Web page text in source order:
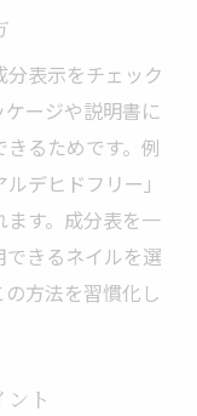
表示をチェック
ージや説明書に
るためです。例
デヒドフリー」
す。成分表を一
きるネイルを選
方法を習慣化し
ント